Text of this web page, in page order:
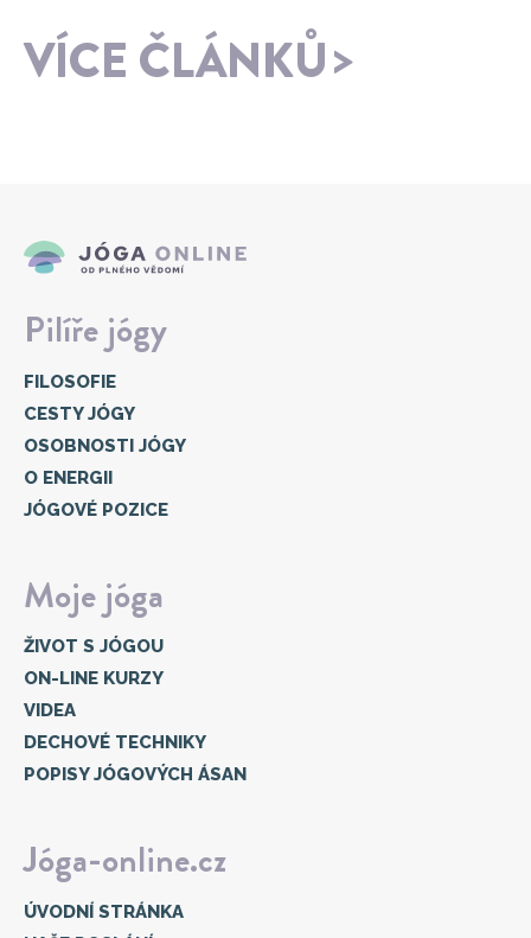
VÍCE ČLÁNKŮ
Pilíře jógy
FILOSOFIE
CESTY JÓGY
OSOBNOSTI JÓGY
O ENERGII
JÓGOVÉ POZICE
Moje jóga
ŽIVOT S JÓGOU
ON-LINE KURZY
VIDEA
DECHOVÉ TECHNIKY
POPISY JÓGOVÝCH ÁSAN
Jóga-online.cz
ÚVODNÍ STRÁNKA